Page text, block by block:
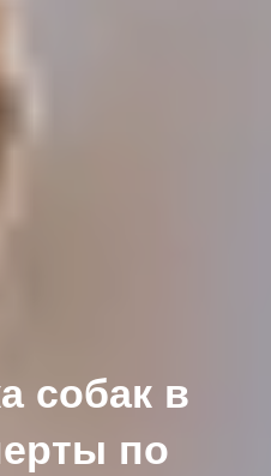
собак в
по